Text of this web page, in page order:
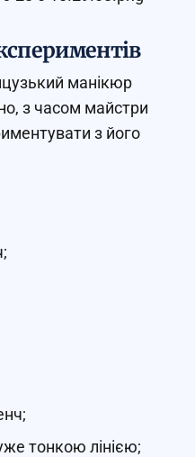
манікюр
з часом майстри
з його
тонкою лінією;